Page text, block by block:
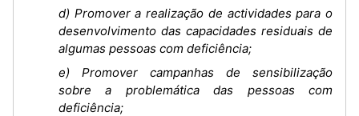
d) Promover a realização de actividades para o
desenvolvimento das capacidades residuais de
algumas pessoas com deficiência;
e) Promover campanhas de sensibilização
sobre a problemática das pessoas com
deficiência;